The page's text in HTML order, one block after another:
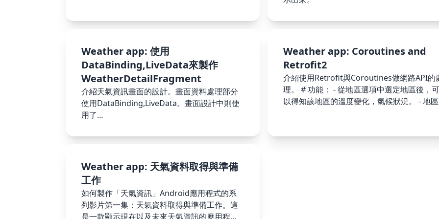
Weather app: 使用
DataBinding,LiveData來製作
WeatherDetailFragment
介紹天氣資訊畫面的設計。畫面資料處理部分
使用DataBinding,LiveData。畫面設計中則使
用了
Weather app: Coroutines and
Retrofit2
介紹使用Retrofit與Coroutines做網路API的
理。 # 功能： - 從地區選項中選定地區後，可
以得知該地區的溫度變化，氣候狀況。 - 地區
Weather app: 天氣資料取得與準備
工作
如何製作「天氣資訊」Android應用程式的系
列影片第一集：天氣資料取得與準備工作。這
是一款顯示現在以及未來天氣資訊的應用程